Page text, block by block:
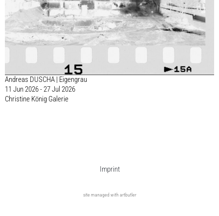
Andreas DUSCHA | Eigengrau
11 Jun 2026 - 27 Jul 2026
Christine König Galerie
Imprint
site managed with artbutler